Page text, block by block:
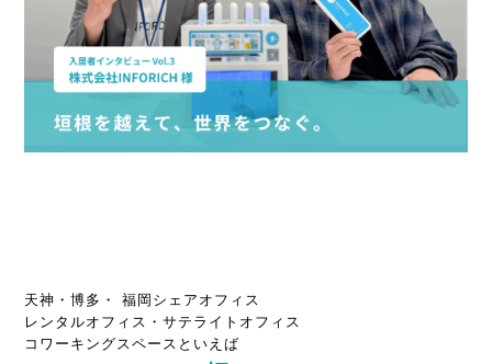
天神・博多・ 福岡シェアオフィス
レンタルオフィス・サテライトオフィス
コワーキングスペースといえば